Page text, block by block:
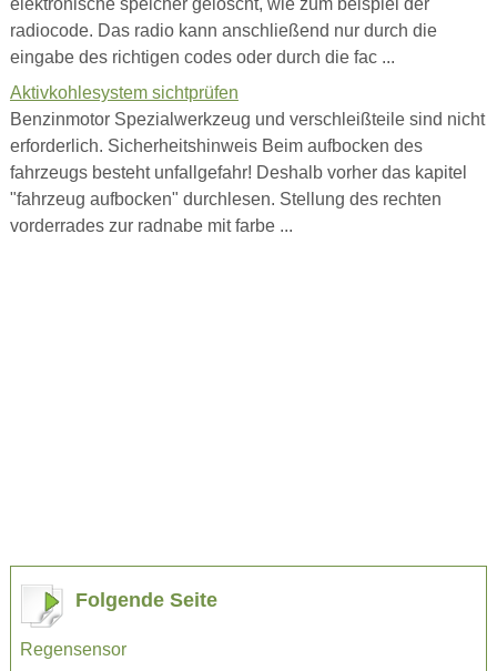
elektronische speicher gelöscht, wie zum beispiel der
radiocode. Das radio kann anschließend nur durch die
eingabe des richtigen codes oder durch die fac ...
Aktivkohlesystem sichtprüfen
Benzinmotor Spezialwerkzeug und verschleißteile sind nicht
erforderlich. Sicherheitshinweis Beim aufbocken des
fahrzeugs besteht unfallgefahr! Deshalb vorher das kapitel
"fahrzeug aufbocken" durchlesen. Stellung des rechten
vorderrades zur radnabe mit farbe ...
Folgende Seite
Regensensor